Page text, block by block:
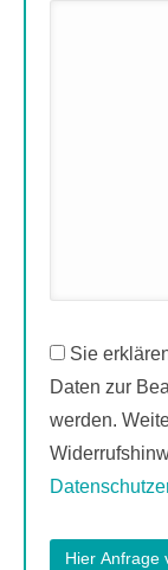
Sie
Daten zur
werden.